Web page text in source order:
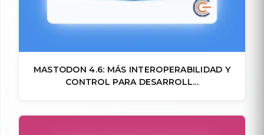
MASTODON 4.6: MÁS INTEROPERABILIDAD Y
CONTROL PARA DESARROLL...